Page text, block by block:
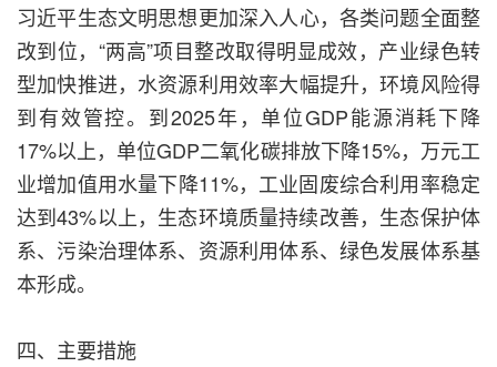
习近平生态文明思想更加深入人心，各类问题全面整
改到位，“两高”项目整改取得明显成效，产业绿色转
型加快推进，水资源利用效率大幅提升，环境风险得
到有效管控。到2025年，单位GDP能源消耗下降
17%以上，单位GDP二氧化碳排放下降15%，万元工
业增加值用水量下降11%，工业固废综合利用率稳定
达到43%以上，生态环境质量持续改善，生态保护体
系、污染治理体系、资源利用体系、绿色发展体系基
本形成。
四、主要措施